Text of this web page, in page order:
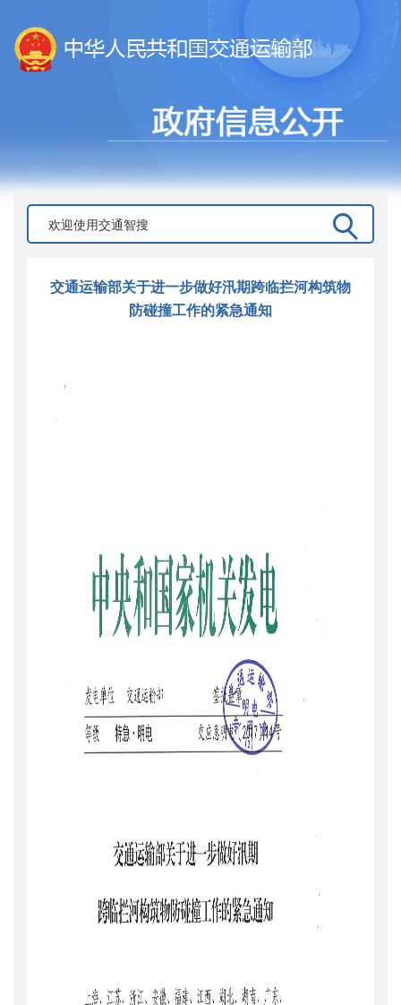
交通运输部关于进一步做好汛期跨临拦河构筑物
防碰撞工作的紧急通知